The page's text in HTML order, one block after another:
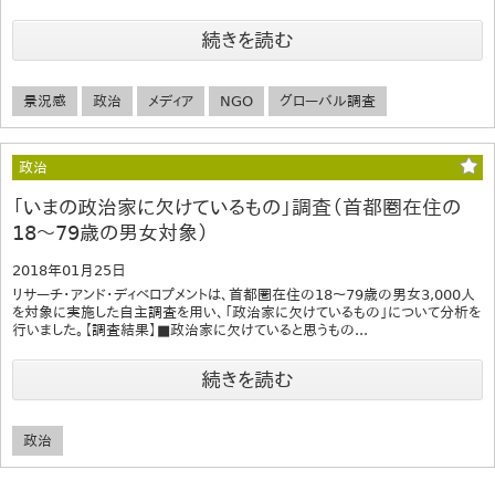
続きを読む
景況感 政治 メディア NGO グローバル調査
政治
「いまの政治家に欠けているもの」調査（首都圏在住の
18～79歳の男女対象）
2018年01月25日
リサーチ・アンド・ディベロプメントは、首都圏在住の18～79歳の男女3,000人
を対象に実施した自主調査を用い、「政治家に欠けているもの」について分析を
行いました。【調査結果】■政治家に欠けていると思うもの...
続きを読む
政治